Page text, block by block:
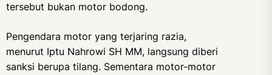
tersebut bukan motor bodong.
Pengendara motor yang terjaring razia,
menurut Iptu Nahrowi SH MM, langsung diberi
sanksi berupa tilang. Sementara motor-motor